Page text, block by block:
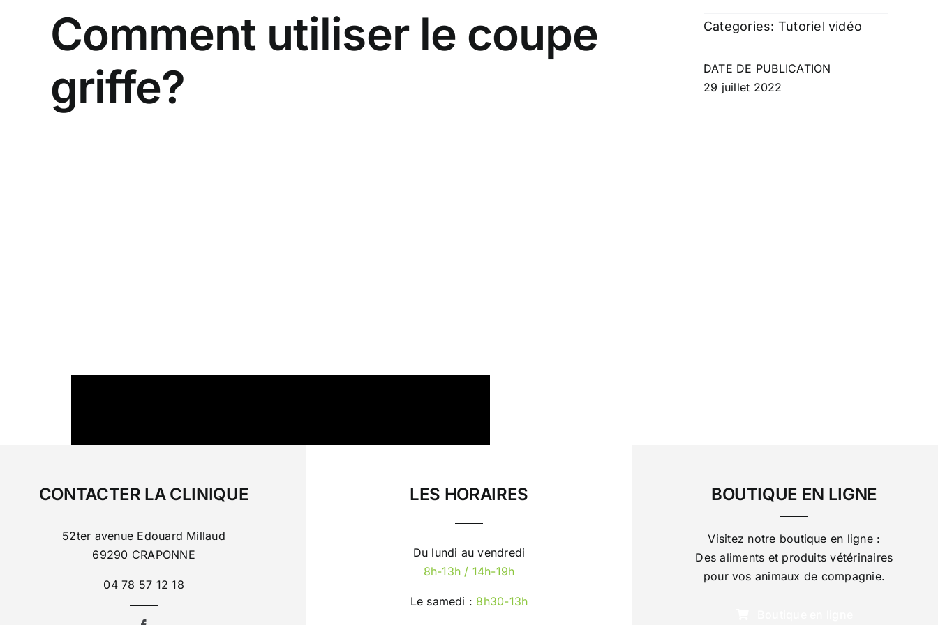
Comment utiliser le coupe
griffe?
Categories: Tutoriel vidéo
DATE DE PUBLICATION
29 juillet 2022
CONTACTER LA CLINIQUE
52ter avenue Edouard Millaud
69290 CRAPONNE
04 78 57 12 18
LES HORAIRES
Du lundi au vendredi
8h-13h / 14h-19h
Le samedi : 8h30-13h
BOUTIQUE EN LIGNE
Visitez notre boutique en ligne :
Des aliments et produits vétérinaires
pour vos animaux de compagnie.